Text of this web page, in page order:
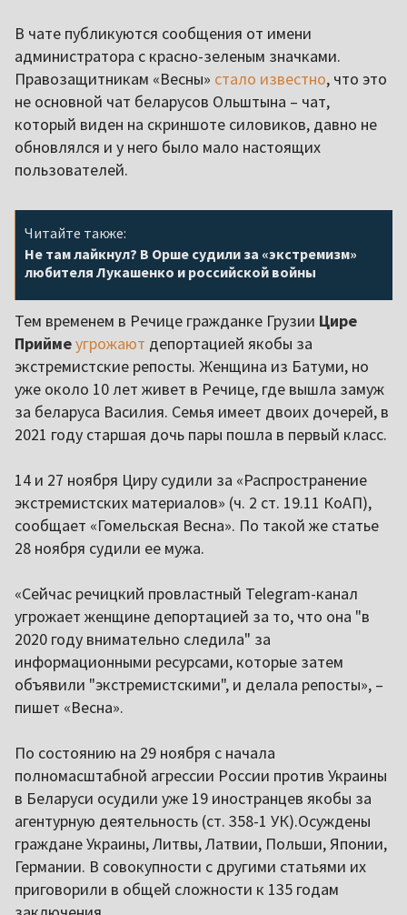
В чате публикуются сообщения от имени
администратора с красно-зеленым значками.
Правозащитникам «Весны» стало известно, что это
не основной чат беларусов Ольштына – чат,
который виден на скриншоте силовиков, давно не
обновлялся и у него было мало настоящих
пользователей.
Читайте также:
Не там лайкнул? В Орше судили за «экстремизм»
любителя Лукашенко и российской войны
Тем временем в Речице гражданке Грузии Цире
Приймеугрожают депортацией якобы за
экстремистские репосты. Женщина из Батуми, но
уже около 10 лет живет в Речице, где вышла замуж
за беларуса Василия. Семья имеет двоих дочерей, в
2021 году старшая дочь пары пошла в первый класс.
14 и 27 ноября Циру судили за «Распространение
экстремистских материалов» (ч. 2 ст. 19.11 КоАП),
сообщает «Гомельская Весна». По такой же статье
28 ноября судили ее мужа.
«Сейчас речицкий провластный Telegram-канал
угрожает женщине депортацией за то, что она "в
2020 году внимательно следила" за
информационными ресурсами, которые затем
объявили "экстремистскими", и делала репосты», –
пишет «Весна».
По состоянию на 29 ноября с начала
полномасштабной агрессии России против Украины
в Беларуси осудили уже 19 иностранцев якобы за
агентурную деятельность (ст. 358-1 УК).Осуждены
граждане Украины, Литвы, Латвии, Польши, Японии,
Германии. В совокупности с другими статьями их
приговорили в общей сложности к 135 годам